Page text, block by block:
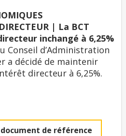
| La BCT
inchangé à 6,25%
Conseil d’Administration
a décidé de maintenir
directeur à 6,25%.
de référence